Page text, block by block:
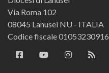
Via Roma 102
08045 Lanusei NU - ITALIA
Codice fiscale 01053230916